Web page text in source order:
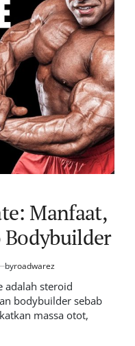
Manfaat,
Bodybuilder
byroadwarez
adalah steroid
bodybuilder sebab
massa otot,